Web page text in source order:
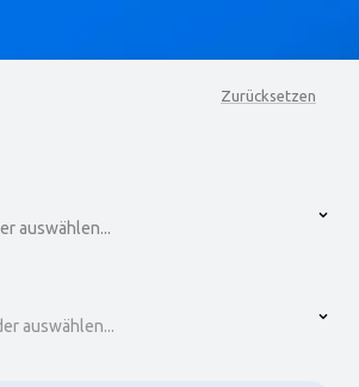
Zurücksetzen
auswählen...
auswählen...